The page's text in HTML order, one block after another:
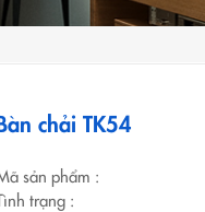
chải TK54
sản phẩm :
trạng :